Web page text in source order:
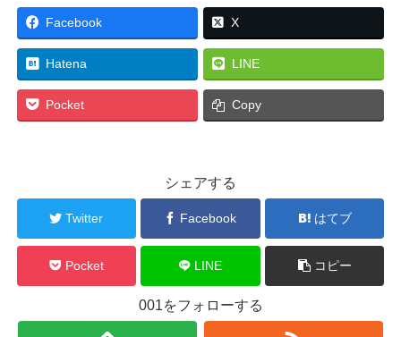
Facebook X
Hatena LINE
Pocket Copy
シェアする
Twitter Facebook はてブ
Pocket LINE コピー
001をフォローする